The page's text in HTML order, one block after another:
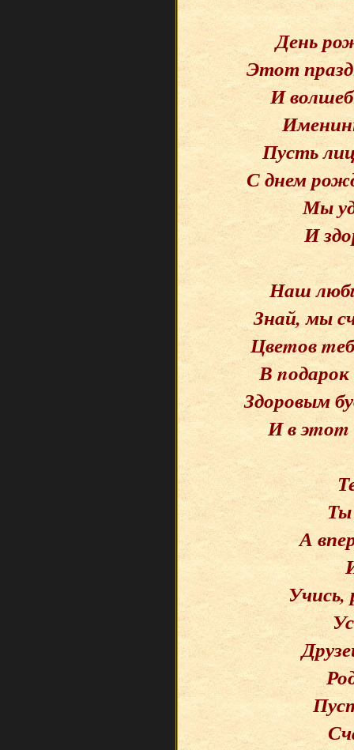
День
Этот
И
Пусть
С днем
Мы
И
Наш
Знай, мы
Цвеmов
В nодарок
Здоровым
И в эmоm
А
Учись,